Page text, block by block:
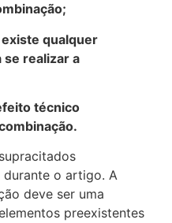
qualquer
se realizar a
técnico
o artigo. A
deve ser uma
preexistentes